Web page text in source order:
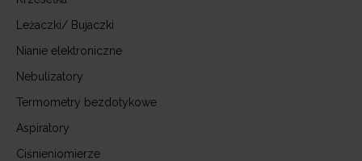
Leżaczki/ Bujaczki
Nianie elektroniczne
Nebulizatory
Termometry bezdotykowe
Aspiratory
Ciśnieniomierze